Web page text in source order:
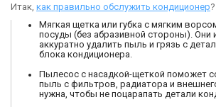
Япония
Тепловой насос
воздух-воздух
Panasonic CS-
Цена
64 535 грн
Купить
Китай
Настенный
11 151 грн 12
Купить
Итак, как правильно обслужить кондиционер
Мягкая щетка или губка с мягким
посуды (без абразивной стороны). Они
аккуратно удалить пыль и грязь с
блока кондиционера.
Пылесос с насадкой-щеткой поможет
пыль с фильтров, радиатора и
нужна, чтобы не поцарапать детали